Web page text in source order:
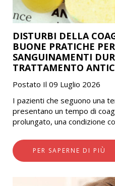
DISTURBI DELLA
BUONE PRATICHE
SANGUINAMENTI
TRATTAMENTO
Postato Il 09 Luglio 2026
I pazienti che seguono una
presentano un tempo di
prolungato, una condizione
conseguenza, anche un…
PER SAPERNE DI PIÙ